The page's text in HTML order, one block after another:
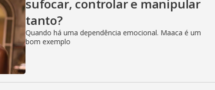
V
i
sufocar, controlar e manipular
tanto?
Quando há uma dependência emocional. Maaca é um
bom exemplo